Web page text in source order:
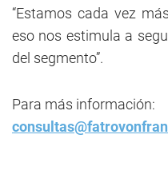
“Estamos cada vez
eso nos estimula a
del segmento”.
Para más información: